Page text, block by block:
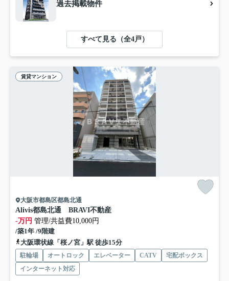
過去掲載物件
すべて見る（全4戸）
賃貸マンション
大阪市都島区都島北通
Alivis都島北通 BRAVI不動産
-万円 管理/共益費10,000円
/築1年 /9階建
大阪環状線「桜ノ宮」駅 徒歩15分
駐輪場 オートロック エレベーター CATV
宅配ボックス
インターネット対応